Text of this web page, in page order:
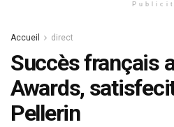
Accueil direct
Succès français
Awards,
Pellerin